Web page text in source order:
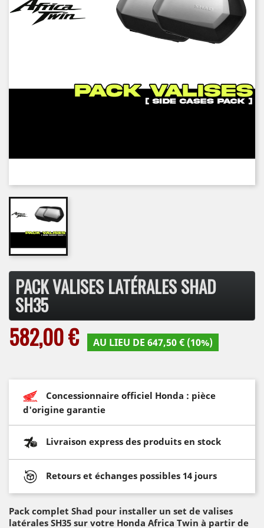
PACK VALISES LATÉRALES SHAD
SH35
582,00 € AU LIEU DE 647,50 € (10%)
Concessionnaire officiel Honda : pièce
d'origine garantie
Livraison express des produits en stock
Retours et échanges possibles 14 jours
Pack complet Shad pour installer un set de valises
latérales SH35 sur votre Honda Africa Twin à partir de